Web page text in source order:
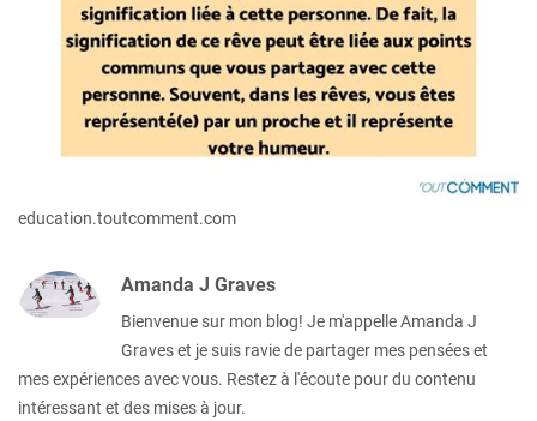
education.toutcomment.com
Amanda J Graves
Bienvenue sur mon blog! Je m'appelle Amanda J
Graves et je suis ravie de partager mes pensées et
mes expériences avec vous. Restez à l'écoute pour du contenu
intéressant et des mises à jour.